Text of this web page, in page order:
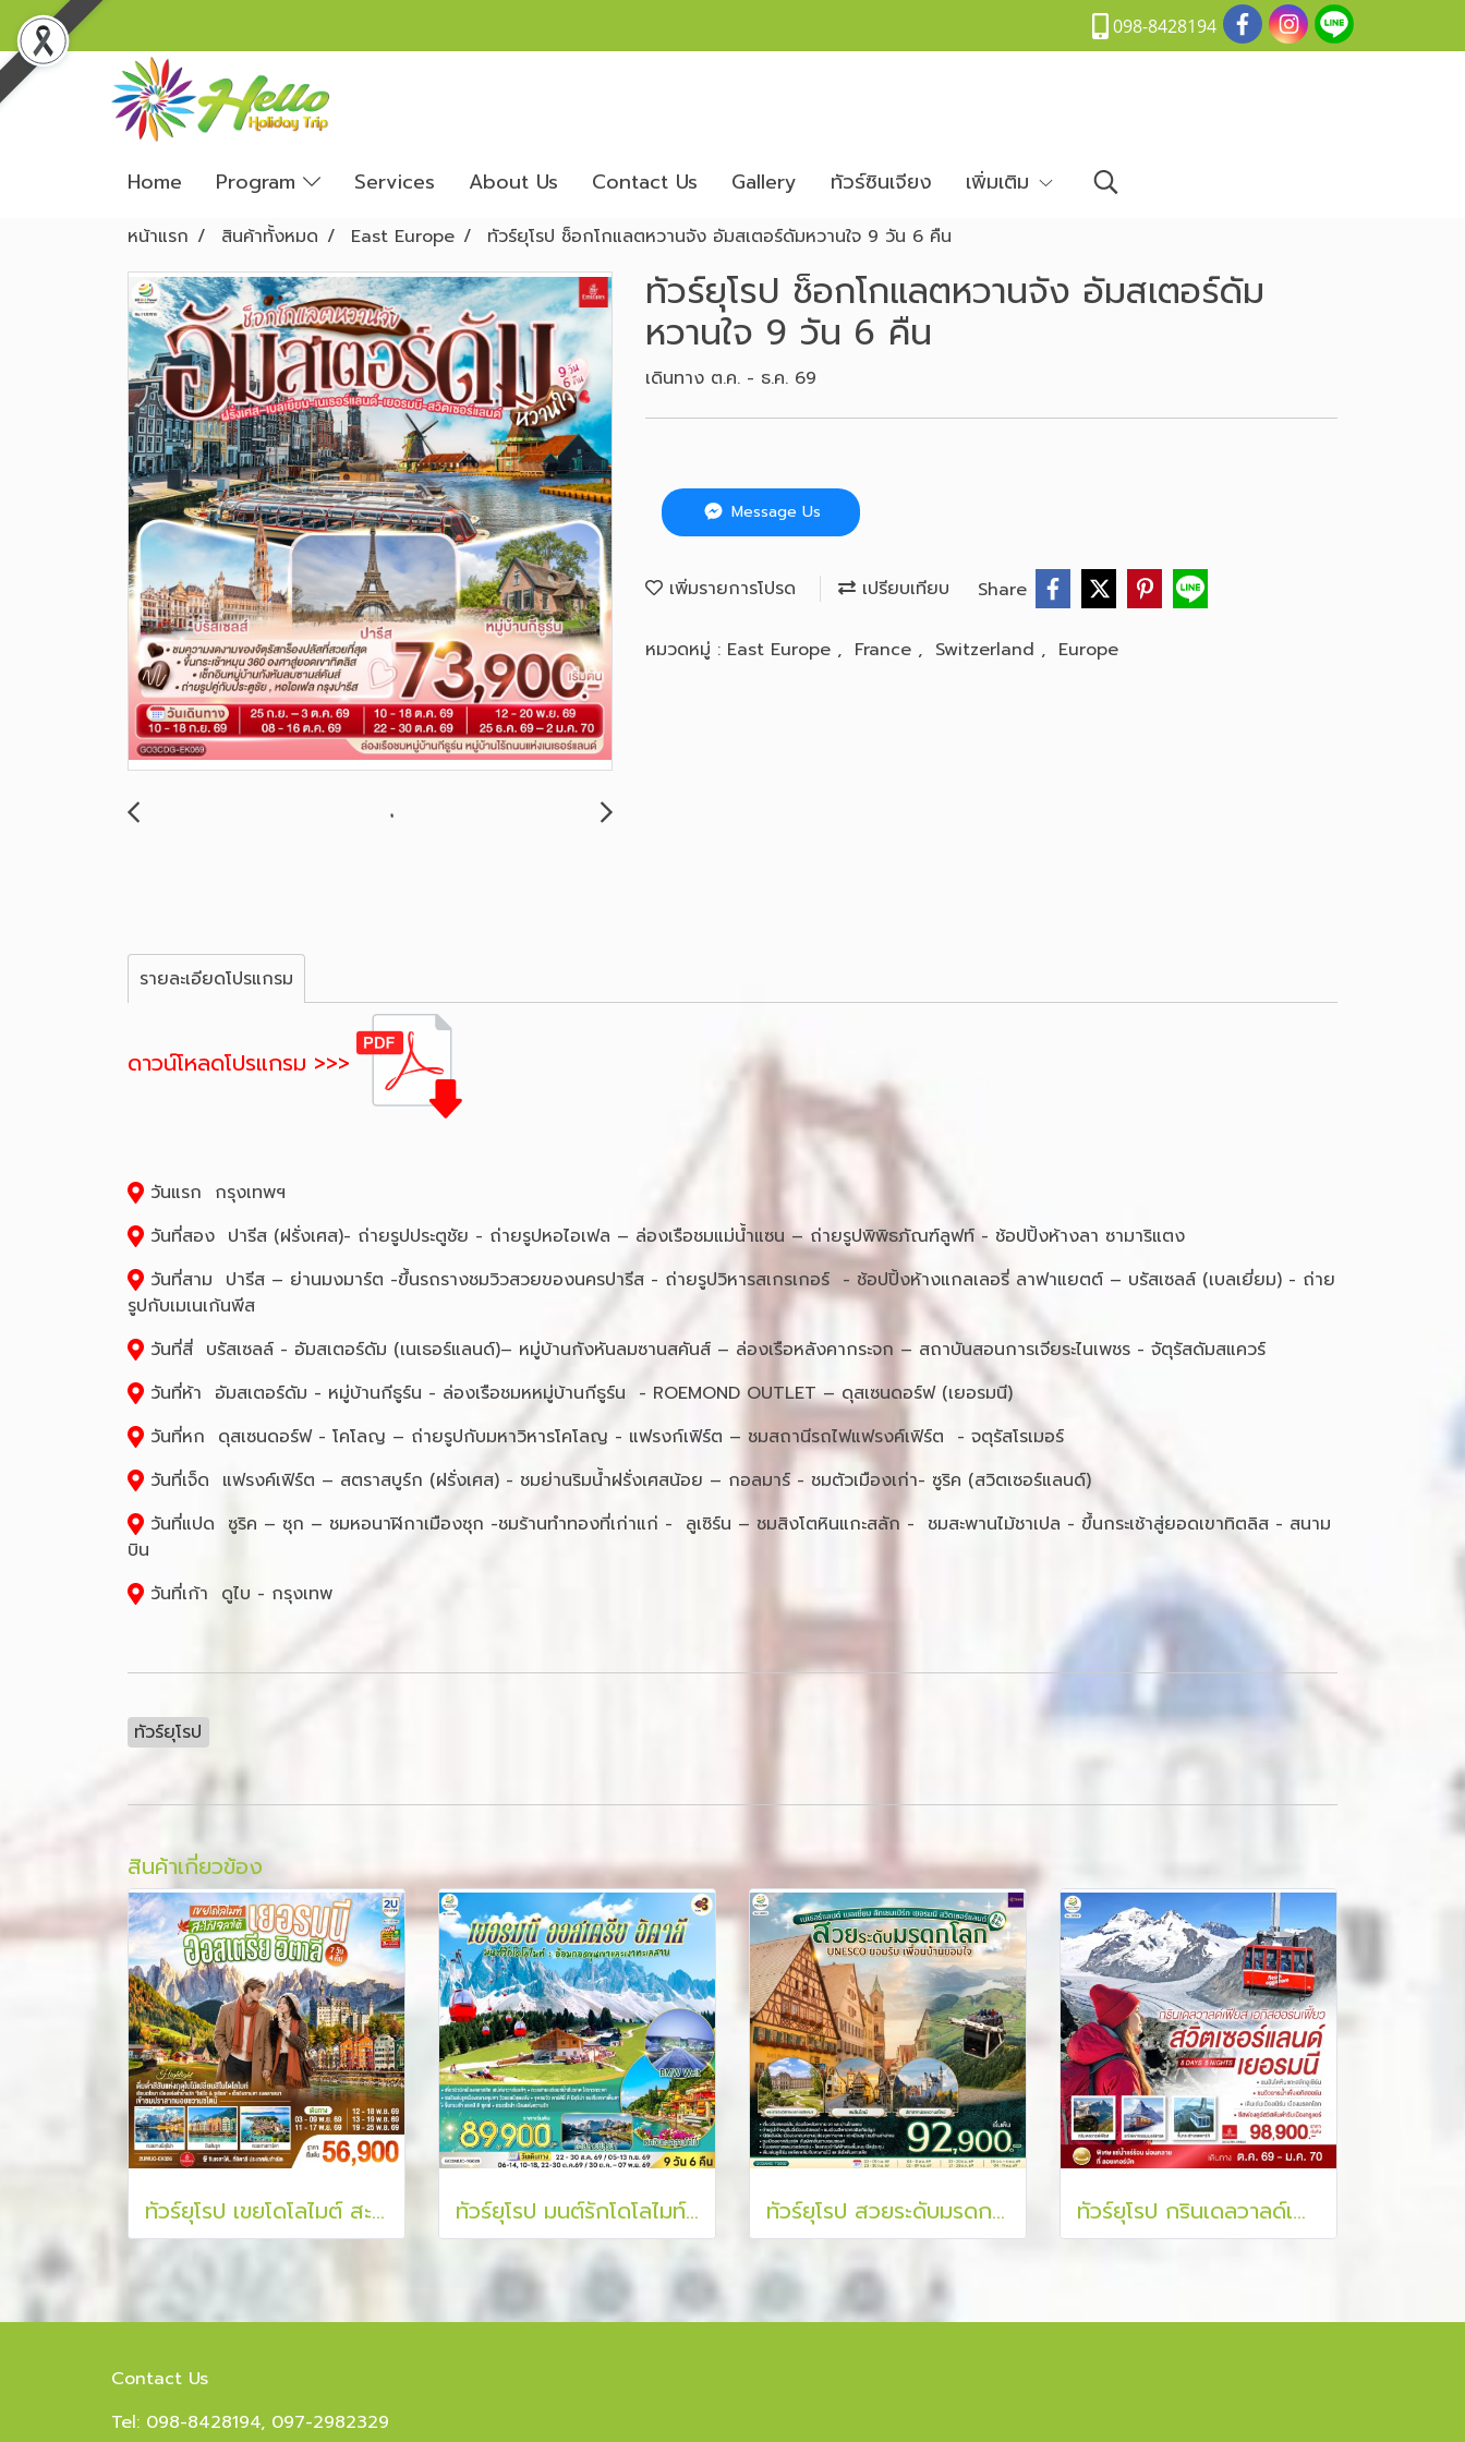
098-8428194
Home Program Services About Us Contact Us Gallery ทัวร์ซินเจียง เพิ่มเติม
หน้าแรก สินค้าทั้งหมด East Europe ทัวร์ยุโรป ช็อกโกแลตหวานจัง อัมสเตอร์ดัมหวานใจ 9 วัน 6 คืน
ทัวร์ยุโรป ช็อกโกแลตหวานจัง อัมสเตอร์ดัม
หวานใจ 9 วัน 6 คืน
เดินทาง ต.ค. - ธ.ค. 69
Message Us
เพิ่มรายการโปรด เปรียบเทียบ Share
หมวดหมู่ : East Europe , France , Switzerland , Europe
รายละเอียดโปรแกรม
ดาวน์โหลดโปรแกรม >>>
วันแรก กรุงเทพฯ
วันที่สอง ปารีส (ฝรั่งเศส)- ถ่ายรูปประตูชัย - ถ่ายรูปหอไอเฟล – ล่องเรือชมแม่น้ำแซน – ถ่ายรูปพิพิธภัณฑ์ลูฟท์ - ช้อปปิ้งห้างลา ซามาริแตง
วันที่สาม ปารีส – ย่านมงมาร์ต -ขึ้นรถรางชมวิวสวยของนครปารีส - ถ่ายรูปวิหารสเกรเกอร์ - ช้อปปิ้งห้างแกลเลอรี่ ลาฟาแยตต์ – บรัสเซลล์ (เบลเยี่ยม) - ถ่าย
รูปกับเมเนเก้นพีส
วันที่สี่ บรัสเซลล์ - อัมสเตอร์ดัม (เนเธอร์แลนด์)– หมู่บ้านกังหันลมซานสคันส์ – ล่องเรือหลังคากระจก – สถาบันสอนการเจียระไนเพชร - จัตุรัสดัมสแควร์
วันที่ห้า อัมสเตอร์ดัม - หมู่บ้านกีธูร์น - ล่องเรือชมหหมู่บ้านกีธูร์น - ROEMOND OUTLET – ดุสเซนดอร์ฟ (เยอรมนี)
วันที่หก ดุสเซนดอร์ฟ - โคโลญ – ถ่ายรูปกับมหาวิหารโคโลญ - แฟรงก์เฟิร์ต – ชมสถานีรถไฟแฟรงค์เฟิร์ต - จตุรัสโรเมอร์
วันที่เจ็ด แฟรงค์เฟิร์ต – สตราสบูร์ก (ฝรั่งเศส) - ชมย่านริมน้ำฝรั่งเศสน้อย – กอลมาร์ - ชมตัวเมืองเก่า- ซูริค (สวิตเซอร์แลนด์)
วันที่แปด ซูริค – ซุก – ชมหอนาฬิกาเมืองซุก -ชมร้านทำทองที่เก่าแก่ - ลูเซิร์น – ชมสิงโตหินแกะสลัก - ชมสะพานไม้ชาเปล - ขึ้นกระเช้าสู่ยอดเขาทิตลิส - สนาม
บิน
วันที่เก้า ดูไบ - กรุงเทพ
ทัวร์ยุโรป
สินค้าเกี่ยวข้อง
ทัวร์ยุโรป เขยโดโลไมต์ สะใภ้เจลาโต้ เยอรมนี ออสเตรีย อิตาลี 7 วัน 4 คืน ทัวร์ยุโรป มนต์รักโดโลไมท์ อ้อมกอดขุนเขาและเงาทะเลสาบ 9 วัน 6 คืน ทัวร์ยุโรป สวยระดับมรดกโลก UNESCO ยอมรับ เพื่อนบ้านยอมใจ 8 วัน 6 คืน ทัวร์ยุโรป กรินเดลวาลด์เฟียส เอกิสฮอร์นเฟี้ยว สวิตเซอร์แลนด์ เยอรมนี 8 วัน 5 คืน
Contact Us
Tel: 098-8428194, 097-2982329